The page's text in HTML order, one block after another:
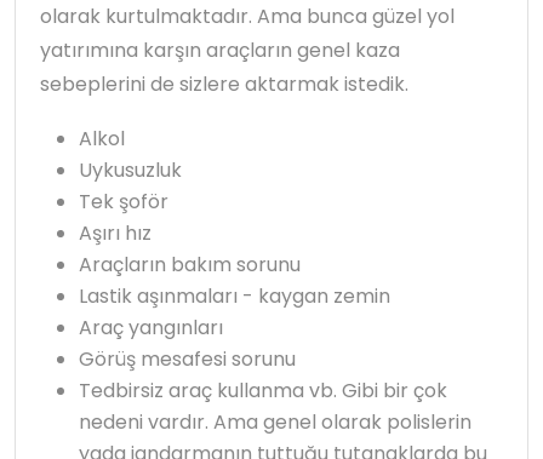
olarak kurtulmaktadır. Ama bunca güzel yol
yatırımına karşın araçların genel kaza
sebeplerini de sizlere aktarmak istedik.
Alkol
Uykusuzluk
Tek şoför
Aşırı hız
Araçların bakım sorunu
Lastik aşınmaları - kaygan zemin
Araç yangınları
Görüş mesafesi sorunu
Tedbirsiz araç kullanma vb. Gibi bir çok
nedeni vardır. Ama genel olarak polislerin
yada jandarmanın tuttuğu tutanaklarda bu